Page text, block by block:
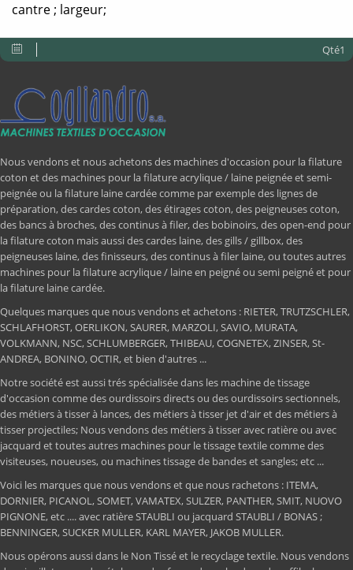
cantre ; largeur;
Qté1
Nous vendons et nous achetons des machines d'occasion pour la filature
coton et des machines pour la filature acrylique / laine peignée et semi-
peignée ou la filature laine cardée comme par exemple des lignes de
préparation, des cardes coton, des étirages coton, des peigneuses coton,
des bancs à broches, des continus à filer, des bobinoirs, des open-end pour
la filature coton mais aussi des cardes laine, des gills / gillbox, des
peigneuses laine, des finisseurs, des continus à filer laine, ou toutes autres
machines pour la filature acrylique / laine en peigné ou semi peigné et pour
la filature laine cardée.
Quelques marques que nous vendons et achetons : RIETER, TRUTZSCHLER,
SCHLAFHORST, OERLIKON, SAURER, MARZOLI, SAVIO, MURATA,
VOLKMANN, NSC, SCHLUMBERGER, THIBEAU, COGNETEX, ZINSER, St-
ANDREA, BONINO, OCTIR, et bien d'autres ...
Notre société est aussi trés spécialisée dans les machine de tissage
d'occasion comme des ourdissoirs directs ou des ourdissoirs sectionnels,
des métiers à tisser à lances, des métiers à tisser jet d'air et des métiers à
tisser projectiles; Nous vendons des métiers à tisser avec ratière ou avec
jacquard et toutes autres machines pour le tissage textile comme des
visiteuses, noueuses, ou machines tissage de bandes et sangles; etc ...
Voici les marques que nous vendons et que nous rachetons : ITEMA,
DORNIER, PICANOL, SOMET, VAMATEX, SULZER, PANTHER, SMIT, NUOVO
PIGNONE, etc .... avec ratière STAUBLI ou jacquard STAUBLI / BONAS ;
BENNINGER, SUCKER MULLER, KARL MAYER, JAKOB MULLER.
Nous opérons aussi dans le Non Tissé et le recyclage textile. Nous vendons